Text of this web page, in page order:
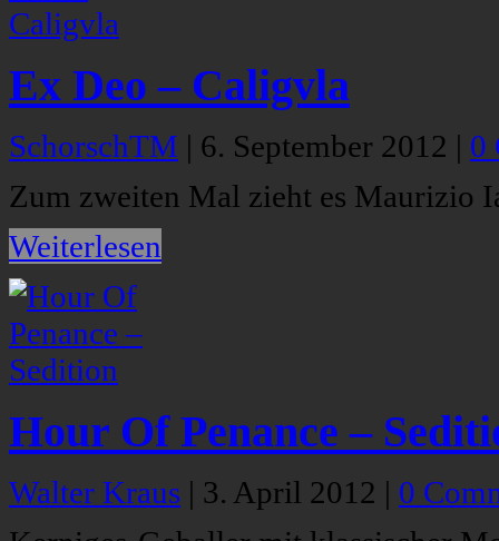
Ex Deo – Caligvla
SchorschTM | 6. September 2012 | 0
Zum zweiten Mal zieht es Maurizio
Weiterlesen
Hour Of Penance –
Walter Kraus | 3. April 2012 | 0